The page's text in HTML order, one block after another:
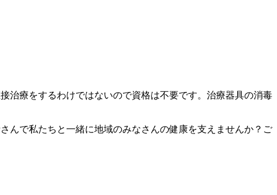
治療をするわけではないので資格は不要です。治療器具の消毒
んで私たちと一緒に地域のみなさんの健康を支えませんか？ご